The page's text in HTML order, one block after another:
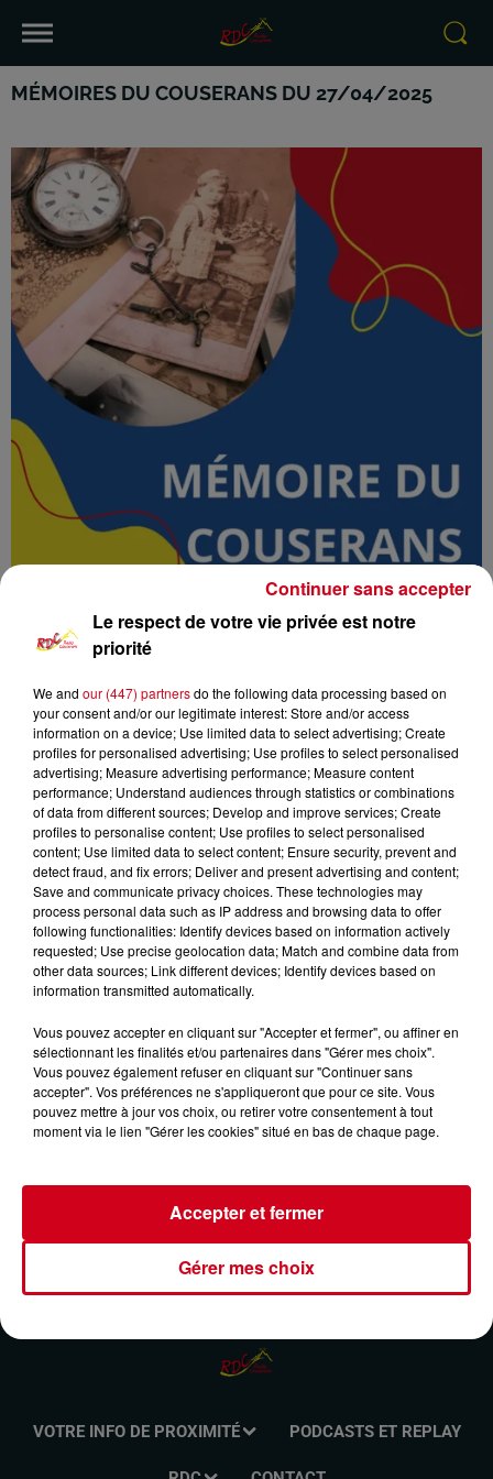
MÉMOIRES DU COUSERANS DU 27/04/2025
Mémoire du Couserans RDC
RDC
Mémoires du Couserans
0:00 27 min 7 sec
27 avril 2025 - 27 min 7 sec
LES COLPORTEURS DU COUSERANS 3ÈME
PARTIE
Mémoire du Couserans
VOTRE INFO DE PROXIMITÉ PODCASTS ET REPLAY
Le respect de votre vie privée est notre
priorité
We and our (447) partnersdo the following data processing based on
your consent and/or our legitimate interest: Store and/or access
information on a device; Use limited data to select advertising; Create
profiles for personalised advertising; Use profiles to select personalised
advertising; Measure advertising performance; Measure content
performance; Understand audiences through statistics or combinations
of data from different sources; Develop and improve services; Create
profiles to personalise content; Use profiles to select personalised
content; Use limited data to select content; Ensure security, prevent and
detect fraud, and fix errors; Deliver and present advertising and content;
Save and communicate privacy choices. These technologies may
process personal data such as IP address and browsing data to offer
following functionalities: Identify devices based on information actively
requested; Use precise geolocation data; Match and combine data from
other data sources; Link different devices; Identify devices based on
information transmitted automatically.
Vous pouvez accepter en cliquant sur "Accepter et fermer", ou affiner en
sélectionnant les finalités et/ou partenaires dans "Gérer mes choix".
Vous pouvez également refuser en cliquant sur "Continuer sans
accepter". Vos préférences ne s'appliqueront que pour ce site. Vous
pouvez mettre à jour vos choix, ou retirer votre consentement à tout
moment via le lien "Gérer les cookies" situé en bas de chaque page.
Gérer mes choix
Accepter et fermer
Continuer sans accepter